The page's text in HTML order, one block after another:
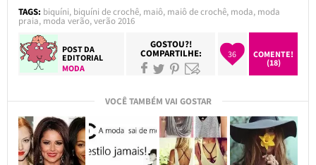
TAGS: biquíni, biquíni de crochê, maiô, maiô de crochê, moda, moda
praia, moda verão,verão 2016
POST DA
EDITORIAL
MODA
GOSTOU?!
COMPARTILHE: 36
COMENTE!
(18)
VOCÊ TAMBÉM VAI GOSTAR